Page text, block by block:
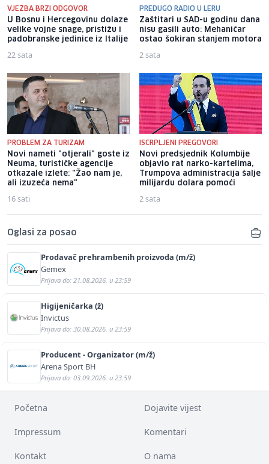
VJEŽBA BRZI ODGOVOR
U Bosnu i Hercegovinu dolaze
velike vojne snage, pristižu i
padobranske jedinice iz Italije
22 sata
PREDUGO RADIO U LERU
Zaštitari u SAD-u godinu dana
nisu gasili auto: Mehaničar
ostao šokiran stanjem motora
2 sata
PROBLEM ZA TURIZAM
Novi nameti "otjerali" goste iz
Neuma, turističke agencije
otkazale izlete: "Žao nam je,
ali izuzeća nema"
16 sati
ISCRPLJENI PREGOVORI
Novi predsjednik Kolumbije
objavio rat narko-kartelima,
Trumpova administracija šalje
milijardu dolara pomoći
2 sata
Oglasi za posao
Prodavač prehrambenih proizvoda (m/ž)
Gemex
Prijava do: 21.08.2026. u 23:59
Higijeničarka (ž)
Invictus
Prijava do: 30.08.2026. u 23:59
Producent - Organizator (m/ž)
Arena Sport BH
Prijava do: 03.09.2026. u 23:59
Početna Dojavite vijest
Impressum Komentari
Kontakt O nama